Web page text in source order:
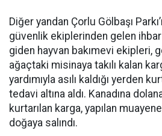
Diğer yandan Çorlu Gölbaşı
güvenlik ekiplerinden gelen
giden hayvan bakımevi ekipleri,
ağaçtaki misinaya takılı kalan
yardımıyla asılı kaldığı yerden
tedavi altına aldı. Kanadına
kurtarılan karga, yapılan
doğaya salındı.